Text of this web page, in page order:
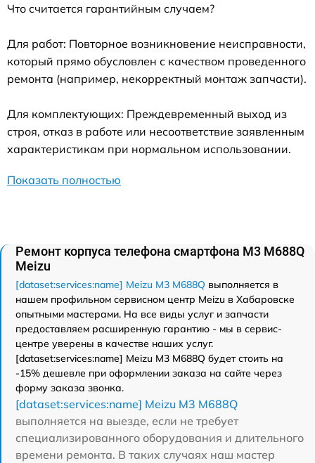
Что считается гарантийным случаем?
Для работ: Повторное возникновение неисправности,
который прямо обусловлен с качеством проведенного
ремонта (например, некорректный монтаж запчасти).
Для комплектующих: Преждевременный выход из
строя, отказ в работе или несоответствие заявленным
характеристикам при нормальном использовании.
Показать полностью
Ремонт корпуса телефона смартфона M3 M688Q
Meizu
[dataset:services:name] Meizu M3 M688Q выполняется в
нашем профильном сервисном центр Meizu в Хабаровске
опытными мастерами. На все виды услуг и запчасти
предоставляем расширенную гарантию - мы в сервис-
центре уверены в качестве наших услуг.
[dataset:services:name] Meizu M3 M688Q будет стоить на
-15% дешевле при оформлении заказа на сайте через
форму заказа звонка.
[dataset:services:name] Meizu M3 M688Q
выполняется на выезде, если не требует
специализированного оборудования и длительного
времени ремонта. В таких случаях наш мастер